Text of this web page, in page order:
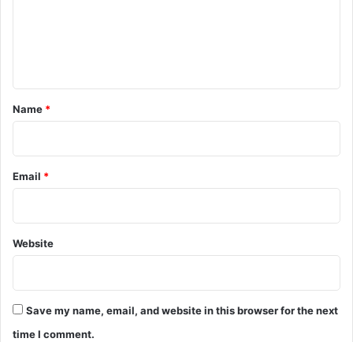
*
Name *
Email *
Website
Save my name, email, and website in this browser for the next
time I comment.